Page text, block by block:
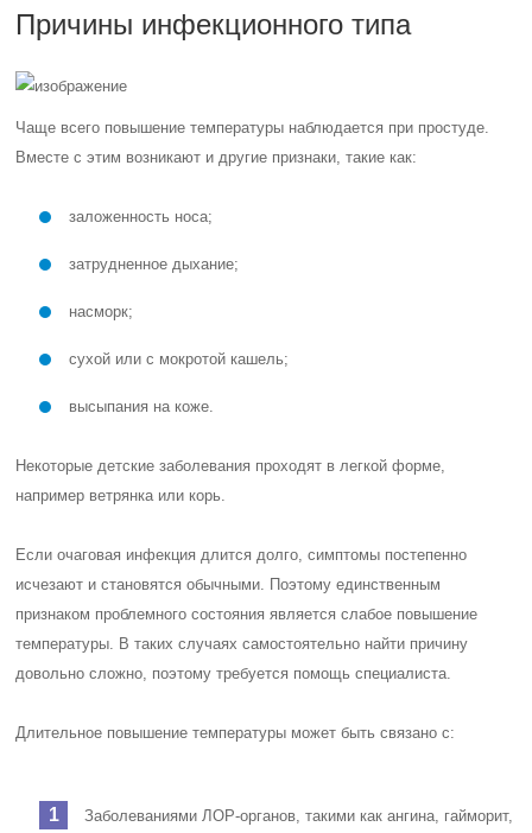
Причины инфекционного типа
Чаще всего повышение температуры наблюдается при простуде.
Вместе с этим возникают и другие признаки, такие как:
заложенность носа;
затрудненное дыхание;
насморк;
сухой или с мокротой кашель;
высыпания на коже.
Некоторые детские заболевания проходят в легкой форме,
например ветрянка или корь.
Если очаговая инфекция длится долго, симптомы постепенно
исчезают и становятся обычными. Поэтому единственным
признаком проблемного состояния является слабое повышение
температуры. В таких случаях самостоятельно найти причину
довольно сложно, поэтому требуется помощь специалиста.
Длительное повышение температуры может быть связано с:
Заболеваниями ЛОР-органов, такими как ангина, гайморит,